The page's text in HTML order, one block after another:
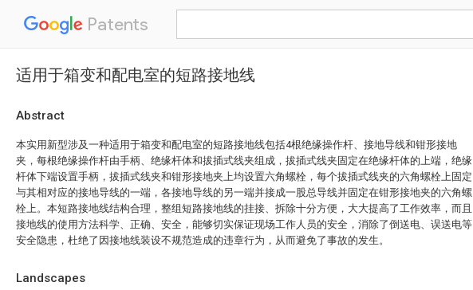
Patents
适用于箱变和配电室的短路接地线
Abstract
本实用新型涉及一种适用于箱变和配电室的短路接地线包括4根绝缘操作杆、接地导线和钳形接地
夹，每根绝缘操作杆由手柄、绝缘杆体和拔插式线夹组成，拔插式线夹固定在绝缘杆体的上端，绝缘
杆体下端设置手柄，拔插式线夹和钳形接地夹上均设置六角螺栓，每个拔插式线夹的六角螺栓上固定
与其相对应的接地导线的一端，各接地导线的另一端并接成一股总导线并固定在钳形接地夹的六角螺
栓上。本短路接地线结构合理，整组短路接地线的挂接、拆除十分方便，大大提高了工作效率，而且
接地线的使用方法科学、正确、安全，能够切实保证现场工作人员的安全，消除了倒送电、误送电等
安全隐患，杜绝了因接地线装设不规范造成的违章行为，从而避免了事故的发生。
Landscapes